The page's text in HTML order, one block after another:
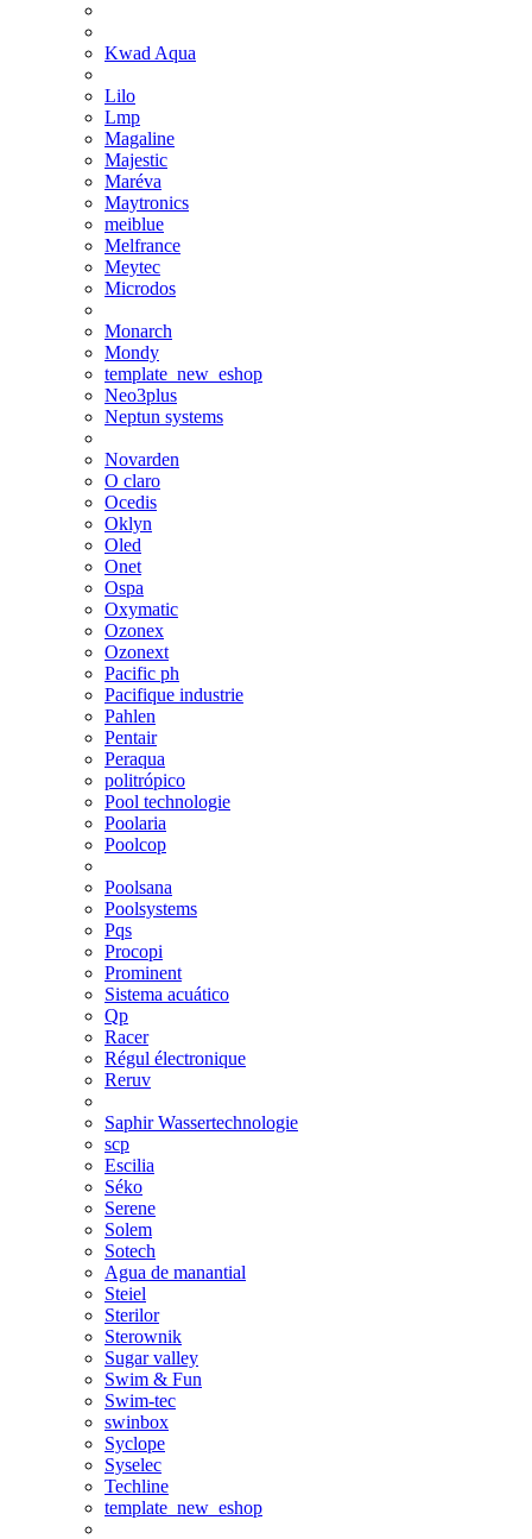
Kwad Aqua
Lilo
Lmp
Magaline
Majestic
Maréva
Maytronics
meiblue
Melfrance
Meytec
Microdos
Monarch
Mondy
template_new_eshop
Neo3plus
Neptun systems
Novarden
O claro
Ocedis
Oklyn
Oled
Onet
Ospa
Oxymatic
Ozonex
Ozonext
Pacific ph
Pacifique industrie
Pahlen
Pentair
Peraqua
politrópico
Pool technologie
Poolaria
Poolcop
Poolsana
Poolsystems
Pqs
Procopi
Prominent
Sistema acuático
Qp
Racer
Régul électronique
Reruv
Saphir Wassertechnologie
scp
Escilia
Séko
Serene
Solem
Sotech
Agua de manantial
Steiel
Sterilor
Sterownik
Sugar valley
Swim & Fun
Swim-tec
swinbox
Syclope
Syselec
Techline
template_new_eshop